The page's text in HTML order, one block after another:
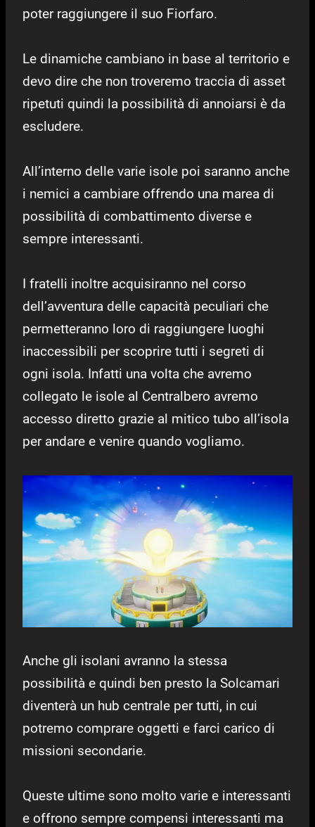
poter raggiungere il suo Fiorfaro.
Le dinamiche cambiano in base al territorio e
devo dire che non troveremo traccia di asset
ripetuti quindi la possibilità di annoiarsi è da
escludere.
All’interno delle varie isole poi saranno anche
i nemici a cambiare offrendo una marea di
possibilità di combattimento diverse e
sempre interessanti.
I fratelli inoltre acquisiranno nel corso
dell’avventura delle capacità peculiari che
permetteranno loro di raggiungere luoghi
inaccessibili per scoprire tutti i segreti di
ogni isola. Infatti una volta che avremo
collegato le isole al Centralbero avremo
accesso diretto grazie al mitico tubo all’isola
per andare e venire quando vogliamo.
Anche gli isolani avranno la stessa
possibilità e quindi ben presto la Solcamari
diventerà un hub centrale per tutti, in cui
potremo comprare oggetti e farci carico di
missioni secondarie.
Queste ultime sono molto varie e interessanti
e offrono sempre compensi interessanti ma